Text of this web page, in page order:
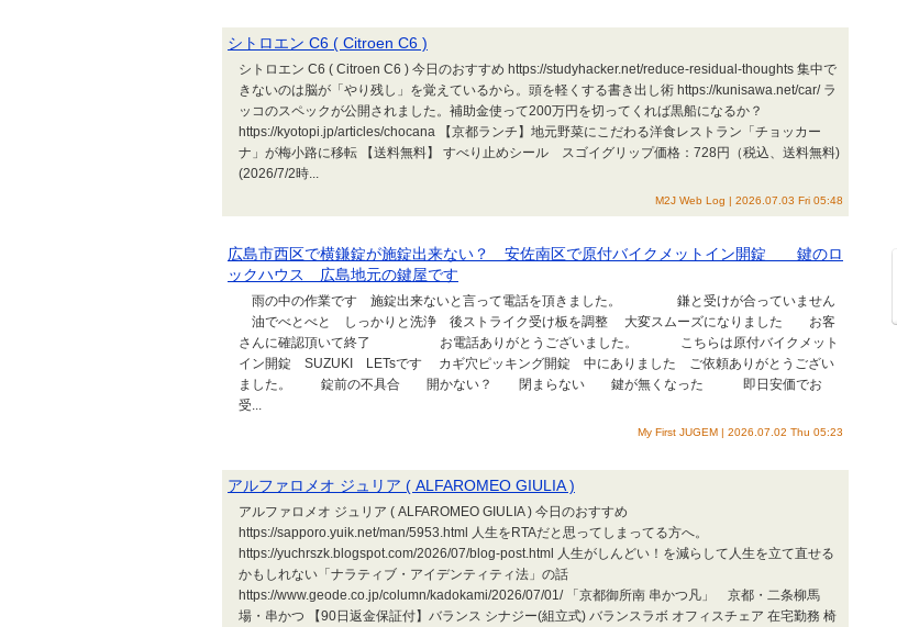
シトロエン C6 ( Citroen C6 )
シトロエン C6 ( Citroen C6 ) 今日のおすすめ https://studyhacker.net/reduce-residual-thoughts 集中で
きないのは脳が「やり残し」を覚えているから。頭を軽くする書き出し術 https://kunisawa.net/car/ ラ
ッコのスペックが公開されました。補助金使って200万円を切ってくれば黒船になるか？
https://kyotopi.jp/articles/chocana 【京都ランチ】地元野菜にこだわる洋食レストラン「チョッカー
ナ」が梅小路に移転 【送料無料】 すべり止めシール スゴイグリップ価格：728円（税込、送料無料)
(2026/7/2時...
M2J Web Log | 2026.07.03 Fri 05:48
広島市西区で横鎌錠が施錠出来ない？ 安佐南区で原付バイクメットイン開錠 鍵のロ
ックハウス 広島地元の鍵屋です
雨の中の作業です 施錠出来ないと言って電話を頂きました。 鎌と受けが合っていません
油でべとべと しっかりと洗浄 後ストライク受け板を調整 大変スムーズになりました お客
さんに確認頂いて終了 お電話ありがとうございました。 こちらは原付バイクメット
イン開錠 SUZUKI LETsです カギ穴ピッキング開錠 中にありました ご依頼ありがとうござい
ました。 錠前の不具合 開かない？ 閉まらない 鍵が無くなった 即日安価でお
受...
My First JUGEM | 2026.07.02 Thu 05:23
アルファロメオ ジュリア ( ALFAROMEO GIULIA )
アルファロメオ ジュリア ( ALFAROMEO GIULIA ) 今日のおすすめ
https://sapporo.yuik.net/man/5953.html 人生をRTAだと思ってしまってる方へ。
https://yuchrszk.blogspot.com/2026/07/blog-post.html 人生がしんどい！を減らして人生を立て直せる
かもしれない「ナラティブ・アイデンティティ法」の話
https://www.geode.co.jp/column/kadokami/2026/07/01/ 「京都御所南 串かつ凡」 京都・二条柳馬
場・串かつ 【90日返金保証付】バランス シナジー(組立式) バランスラボ オフィスチェア 在宅勤務 椅